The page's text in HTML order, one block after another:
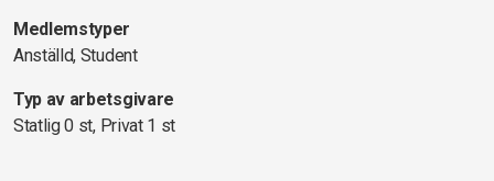
Medlemstyper
Anställd, Student
Typ av arbetsgivare
Statlig 0 st, Privat 1 st